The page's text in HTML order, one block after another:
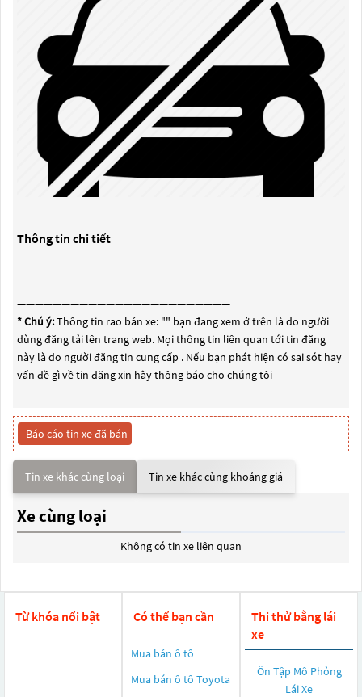
Thông tin chi tiết
————————————————————————
* Chú ý:Thông tin rao bán xe: "" bạn đang xem ở trên là do người
dùng đăng tải lên trang web. Mọi thông tin liên quan tới tin đăng
này là do người đăng tin cung cấp . Nếu bạn phát hiện có sai sót hay
vấn đề gì về tin đăng xin hãy thông báo cho chúng tôi
Báo cáo tin xe đã bán
Tin xe khác cùng loại Tin xe khác cùng khoảng giá
Xe cùng loại
Không có tin xe liên quan
Từ khóa nổi bật Có thể bạn cần
Mua bán ô tô
Mua bán ô tô Toyota
Thi thử bằng lái
xe
Ôn Tập Mô Phỏng
Lái Xe